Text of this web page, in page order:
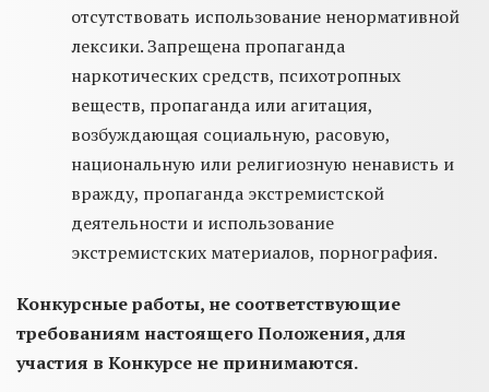
отсутствовать использование ненормативной
лексики. Запрещена пропаганда
наркотических средств, психотропных
веществ, пропаганда или агитация,
возбуждающая социальную, расовую,
национальную или религиозную ненависть и
вражду, пропаганда экстремистской
деятельности и использование
экстремистских материалов, порнография.
Конкурсные работы, не соответствующие
требованиям настоящего Положения, для
участия в Конкурсе не принимаются.